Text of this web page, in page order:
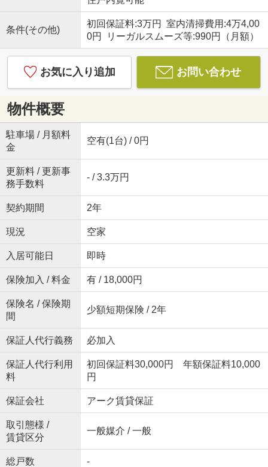
条件(その他)
初回保証料:3万円 室内清掃費用:4万4,00
0円 リーガルスムーズ等:990円（月額）
お気に入り追加 お問い合わせ
物件概要
駐車場 / 月額料
金
空有(1台) / 0円
更新料 / 更新事
務手数料
- / 3.3万円
契約期間 2年
現況 空家
入居可能日 即時
保険加入 / 料金 有 / 18,000円
保険名 / 保険期
間
少額短期保険 / 2年
保証人代行義務 必加入
保証人代行利用
料
初回保証料30,000円 年額保証料10,000
円
保証会社 アーク賃貸保証
取引態様 /
賃貸区分
一般媒介 / 一般
総戸数 -